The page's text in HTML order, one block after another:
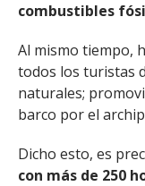
combustibles
Al mismo tiempo,
todos los turistas
naturales;
barco por el
Dicho esto, es
con más de 250